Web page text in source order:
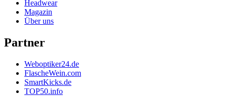
Headwear
Magazin
Über uns
Partner
Weboptiker24.de
FlascheWein.com
SmartKicks.de
TOP50.info